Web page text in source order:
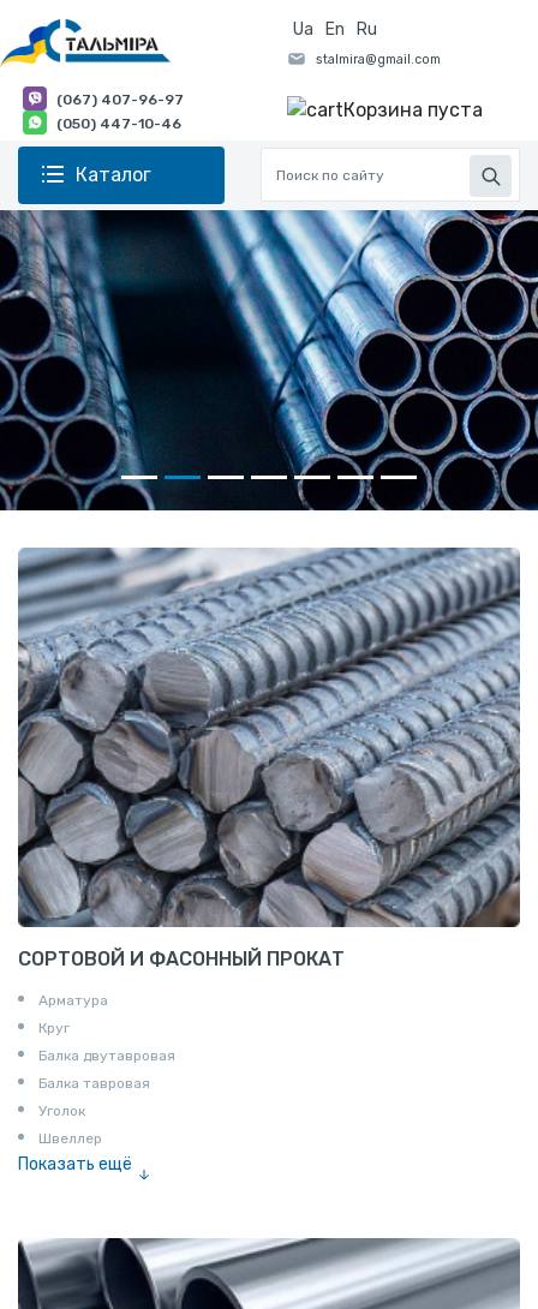
Ua En Ru
(067) 407-96-97
(050) 447-10-46
Корзина пуста
Каталог
СОРТОВОЙ И ФАСОННЫЙ ПРОКАТ
Арматура
Круг
Балка двутавровая
Балка тавровая
Уголок
Швеллер
Показать ещё
Катанка
Шестигранник
Полособульб